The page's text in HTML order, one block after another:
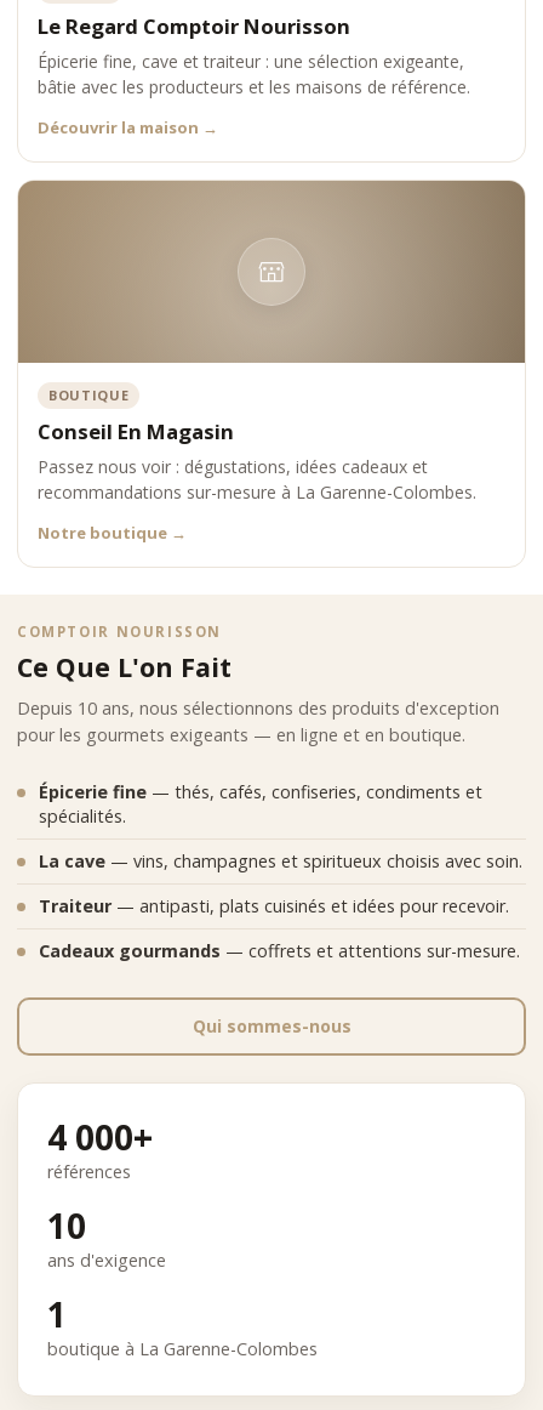
Le Regard Comptoir Nourisson
Épicerie fine, cave et traiteur : une sélection exigeante,
bâtie avec les producteurs et les maisons de référence.
Découvrir la maison →
BOUTIQUE
Conseil En Magasin
Passez nous voir : dégustations, idées cadeaux et
recommandations sur-mesure à La Garenne-Colombes.
Notre boutique →
COMPTOIR NOURISSON
Ce Que L'on Fait
Depuis 10 ans, nous sélectionnons des produits d'exception
pour les gourmets exigeants — en ligne et en boutique.
Épicerie fine — thés, cafés, confiseries, condiments et
spécialités.
La cave — vins, champagnes et spiritueux choisis avec soin.
Traiteur — antipasti, plats cuisinés et idées pour recevoir.
Cadeaux gourmands — coffrets et attentions sur-mesure.
Qui sommes-nous
4 000+
références
10
ans d'exigence
1
boutique à La Garenne-Colombes